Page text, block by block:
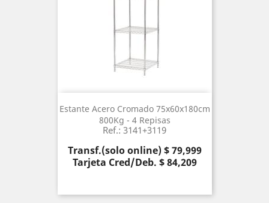
Estante Acero Cromado 75x60x180cm
800Kg - 4 Repisas
Ref.: 3141+3119
Precio
Transf.(solo online) $ 79,999
Tarjeta Cred/Deb. $ 84,209